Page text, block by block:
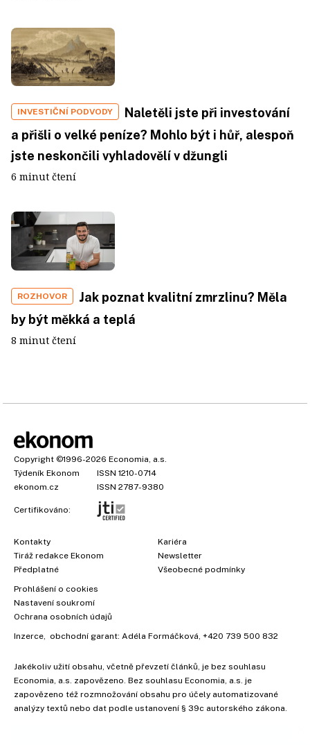
INVESTIČNÍ PODVODY
Naletěli jste při investování
a přišli o velké peníze? Mohlo být i hůř, alespoň
jste neskončili vyhladovělí v džungli
6 minut čtení
ROZHOVOR
Jak poznat kvalitní zmrzlinu? Měla
by být měkká a teplá
8 minut čtení
Copyright ©1996-2026 Economia, a.s.
Týdeník Ekonom
ISSN 1210-0714
ekonom.cz
ISSN 2787-9380
Certifikováno:
Kontakty
Tiráž redakce Ekonom
Předplatné
Kariéra
Newsletter
Všeobecné podmínky
Prohlášení o cookies
Nastavení soukromí
Ochrana osobních údajů
Inzerce , obchodní garant: Adéla Formáčková +420 739 500 832
Jakékoliv užití obsahu, včetně převzetí článků, je bez souhlasu
Economia, a.s. zapovězeno. Bez souhlasu Economia, a.s. je
zapovězeno též rozmnožování obsahu pro účely automatizované
analýzy textů nebo dat podle ustanovení § 39c autorského zákona.